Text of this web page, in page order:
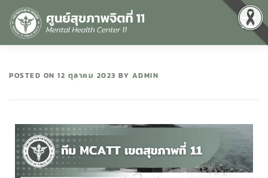
Menu
คู่มือ สำหรับบุคลากร
POSTED ON 12 ตุลาคม 2023 BY ADMIN